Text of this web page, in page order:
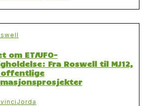
om ET/UFO-
Fra Roswell til MJ12,
offentlige